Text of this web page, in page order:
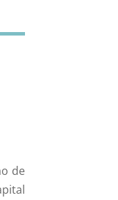
de